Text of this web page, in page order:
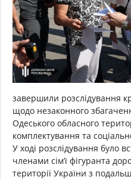
завершили розслідування
щодо незаконного
Одеського обласного
комплектування та
У ході розслідування було
членами сім’ї фігуранта
території України з